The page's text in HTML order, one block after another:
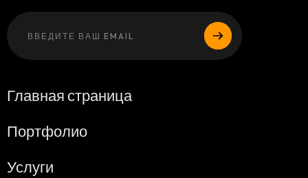
Главная страница
Портфолио
Услуги